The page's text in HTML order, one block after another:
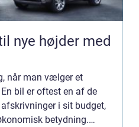
nye højder med
når man vælger et
bil er oftest en af de
i sit budget,
betydning.